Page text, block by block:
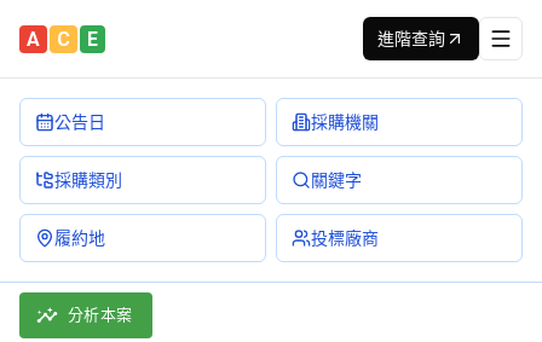
A C E 進階查詢
公告日 採購機關
採購類別 關鍵字
履約地 投標廠商
「115年金門縣農田野鼠種類監測及鼠類體外寄生蟲調查」
採購類別：勞務類 附帶於農、牧、林之服務 | 招標方式：
分析本案